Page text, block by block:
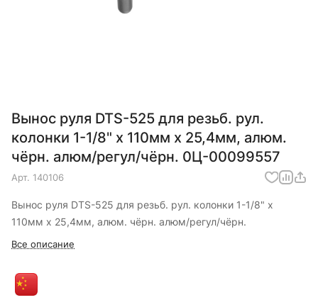
Вынос руля DTS-525 для резьб. рул.
колонки 1-1/8" х 110мм х 25,4мм, алюм.
чёрн. алюм/регул/чёрн. 0Ц-00099557
Арт. 140106
Вынос руля DTS-525 для резьб. рул. колонки 1-1/8" х
110мм х 25,4мм, алюм. чёрн. алюм/регул/чёрн.
Все описание